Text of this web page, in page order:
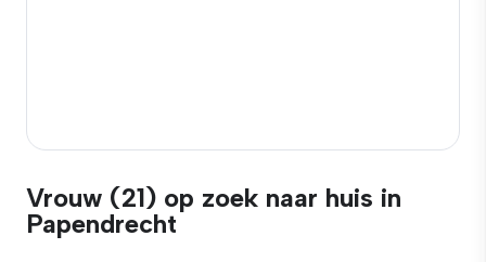
Vrouw (21) op zoek naar huis in
Papendrecht